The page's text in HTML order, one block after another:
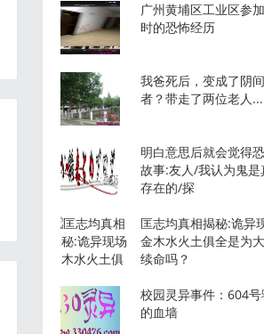
广州黄埔区工业区参
时的恐怖经历
我爸死后，变成了阴
者？带走了两位老人...
明白意思后就会觉得
故事:友人/我认为鬼是
存在的/探
匡志均真相揭秘:诡异
金木水火土俱全是为
续命吗？
校园灵异事件：604号
的血墙